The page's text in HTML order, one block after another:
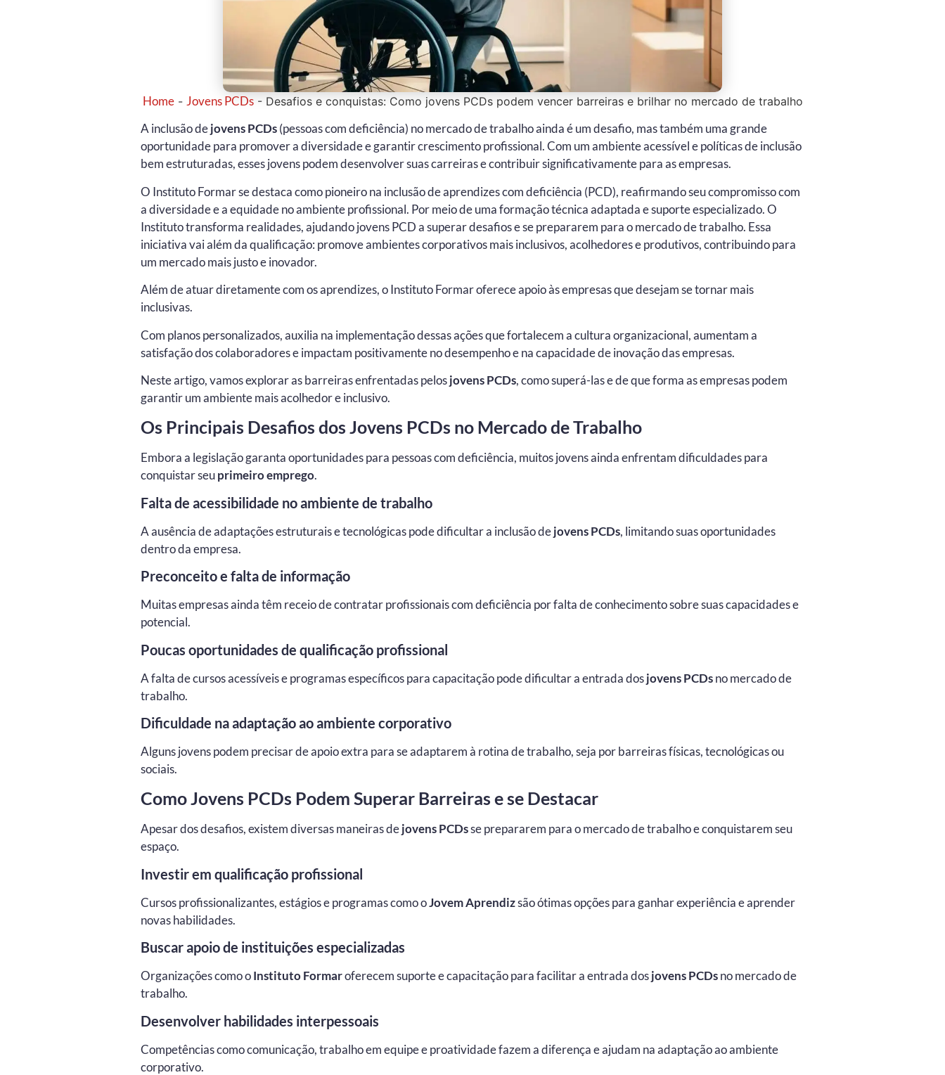
Home- Jovens PCDs- Desafios e conquistas: Como jovens PCDs podem vencer barreiras e brilhar no mercado de trabalho
A inclusão dejovens PCDs(pessoas com deficiência) no mercado de trabalho ainda é um desafio, mas também uma grande
oportunidade para promover a diversidade e garantir crescimento profissional. Com um ambiente acessível e políticas de inclusão
bem estruturadas, esses jovens podem desenvolver suas carreiras e contribuir significativamente para as empresas.
O Instituto Formar se destaca como pioneiro na inclusão de aprendizes com deficiência (PCD), reafirmando seu compromisso com
a diversidade e a equidade no ambiente profissional. Por meio de uma formação técnica adaptada e suporte especializado. O
Instituto transforma realidades, ajudando jovens PCD a superar desafios e se prepararem para o mercado de trabalho. Essa
iniciativa vai além da qualificação: promove ambientes corporativos mais inclusivos, acolhedores e produtivos, contribuindo para
um mercado mais justo e inovador.
Além de atuar diretamente com os aprendizes, o Instituto Formar oferece apoio às empresas que desejam se tornar mais
inclusivas.
Com planos personalizados, auxilia na implementação dessas ações que fortalecem a cultura organizacional, aumentam a
satisfação dos colaboradores e impactam positivamente no desempenho e na capacidade de inovação das empresas.
Neste artigo, vamos explorar as barreiras enfrentadas pelosjovens PCDs, como superá-las e de que forma as empresas podem
garantir um ambiente mais acolhedor e inclusivo.
Os Principais Desafios dos Jovens PCDs no Mercado de Trabalho
Embora a legislação garanta oportunidades para pessoas com deficiência, muitos jovens ainda enfrentam dificuldades para
conquistar seuprimeiro emprego.
Falta de acessibilidade no ambiente de trabalho
A ausência de adaptações estruturais e tecnológicas pode dificultar a inclusão dejovens PCDs, limitando suas oportunidades
dentro da empresa.
Preconceito e falta de informação
Muitas empresas ainda têm receio de contratar profissionais com deficiência por falta de conhecimento sobre suas capacidades e
potencial.
Poucas oportunidades de qualificação profissional
A falta de cursos acessíveis e programas específicos para capacitação pode dificultar a entrada dosjovens PCDsno mercado de
trabalho.
Dificuldade na adaptação ao ambiente corporativo
Alguns jovens podem precisar de apoio extra para se adaptarem à rotina de trabalho, seja por barreiras físicas, tecnológicas ou
sociais.
Como Jovens PCDs Podem Superar Barreiras e se Destacar
Apesar dos desafios, existem diversas maneiras dejovens PCDsse prepararem para o mercado de trabalho e conquistarem seu
espaço.
Investir em qualificação profissional
Cursos profissionalizantes, estágios e programas como oJovem Aprendizsão ótimas opções para ganhar experiência e aprender
novas habilidades.
Buscar apoio de instituições especializadas
Organizações como oInstituto Formaroferecem suporte e capacitação para facilitar a entrada dosjovens PCDsno mercado de
trabalho.
Desenvolver habilidades interpessoais
Competências como comunicação, trabalho em equipe e proatividade fazem a diferença e ajudam na adaptação ao ambiente
corporativo.